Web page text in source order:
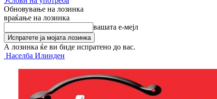
Обновување на лозинка
враќање на лозинка
вашата е-мејл
А лозинка ќе ви биде испратено до вас.
Населба Илинден